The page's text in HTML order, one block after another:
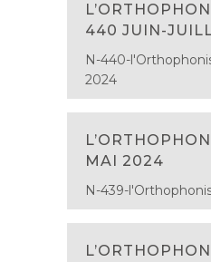
440 JUIN-
N-440-
2024
MAI 2024
N-439-